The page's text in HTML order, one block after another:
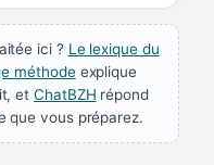
ici ? Le lexique du
méthodeexplique
etChatBZH répond
que vous préparez.